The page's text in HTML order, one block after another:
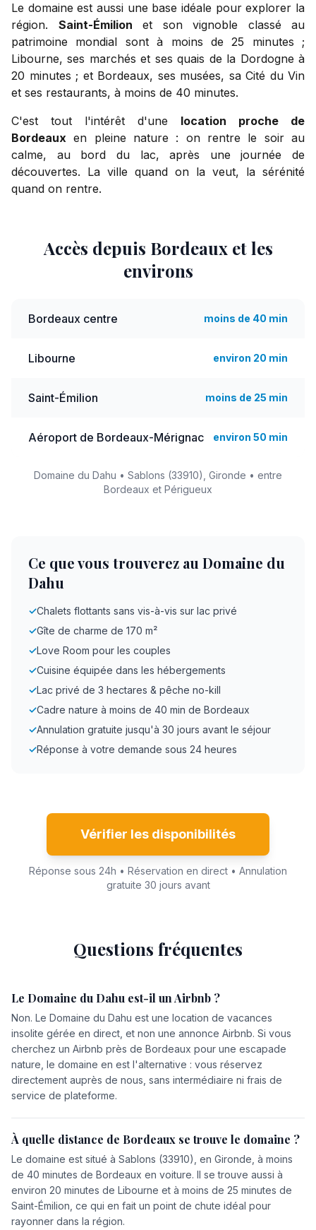
Le domaine est aussi une base idéale pour explorer la
région. Saint-Émilion et son vignoble classé au
patrimoine mondial sont à moins de 25 minutes ;
Libourne, ses marchés et ses quais de la Dordogne à
20 minutes ; et Bordeaux, ses musées, sa Cité du Vin
et ses restaurants, à moins de 40 minutes.
C'est tout l'intérêt d'une location proche de
Bordeaux en pleine nature : on rentre le soir au
calme, au bord du lac, après une journée de
découvertes. La ville quand on la veut, la sérénité
quand on rentre.
Accès depuis Bordeaux et les
environs
Bordeaux centre moins de 40 min
Libourne environ 20 min
Saint-Émilion moins de 25 min
Aéroport de Bordeaux-Mérignac environ 50 min
Domaine du Dahu • Sablons (33910), Gironde • entre
Bordeaux et Périgueux
Ce que vous trouverez au Domaine du
Dahu
✓Chalets flottants sans vis-à-vis sur lac privé
✓Gîte de charme de 170 m²
✓Love Room pour les couples
✓Cuisine équipée dans les hébergements
✓Lac privé de 3 hectares & pêche no-kill
✓Cadre nature à moins de 40 min de Bordeaux
✓Annulation gratuite jusqu'à 30 jours avant le séjour
✓Réponse à votre demande sous 24 heures
Vérifier les disponibilités
Réponse sous 24h • Réservation en direct • Annulation
gratuite 30 jours avant
Questions fréquentes
Le Domaine du Dahu est-il un Airbnb ?
Non. Le Domaine du Dahu est une location de vacances
insolite gérée en direct, et non une annonce Airbnb. Si vous
cherchez un Airbnb près de Bordeaux pour une escapade
nature, le domaine en est l'alternative : vous réservez
directement auprès de nous, sans intermédiaire ni frais de
service de plateforme.
À quelle distance de Bordeaux se trouve le domaine ?
Le domaine est situé à Sablons (33910), en Gironde, à moins
de 40 minutes de Bordeaux en voiture. Il se trouve aussi à
environ 20 minutes de Libourne et à moins de 25 minutes de
Saint-Émilion, ce qui en fait un point de chute idéal pour
rayonner dans la région.